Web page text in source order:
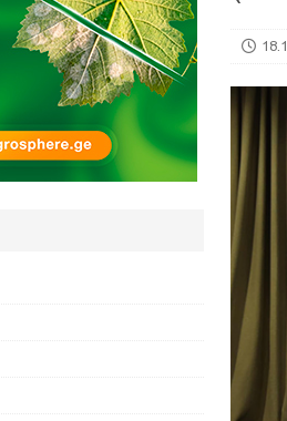
იზრდება ᲛᲔᲑᲝᲡᲢᲜᲔᲝᲑᲐ
[ 06.08.2026 ] მაჯაღვერი –